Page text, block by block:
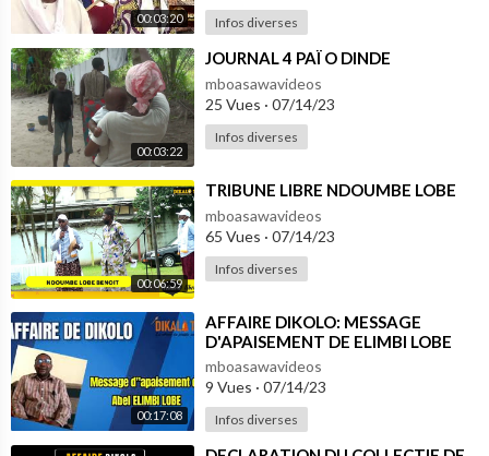
00:03:20 Infos diverses
00:03:22
⁣JOURNAL 4 PAÏ O DINDE
mboasawavideos
25 Vues · 07/14/23
Infos diverses
00:06:59
⁣TRIBUNE LIBRE NDOUMBE LOBE
mboasawavideos
65 Vues · 07/14/23
Infos diverses
00:17:08
⁣AFFAIRE DIKOLO: MESSAGE
D'APAISEMENT DE ELIMBI LOBE
mboasawavideos
9 Vues · 07/14/23
Infos diverses